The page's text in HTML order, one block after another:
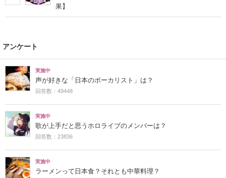
果】
アンケート
実施中
声が好きな「日本のボーカリスト」は？
回答数：49448
実施中
歌が上手だと思うホロライブのメンバーは？
回答数：23836
実施中
ラーメンって日本食？それとも中華料理？